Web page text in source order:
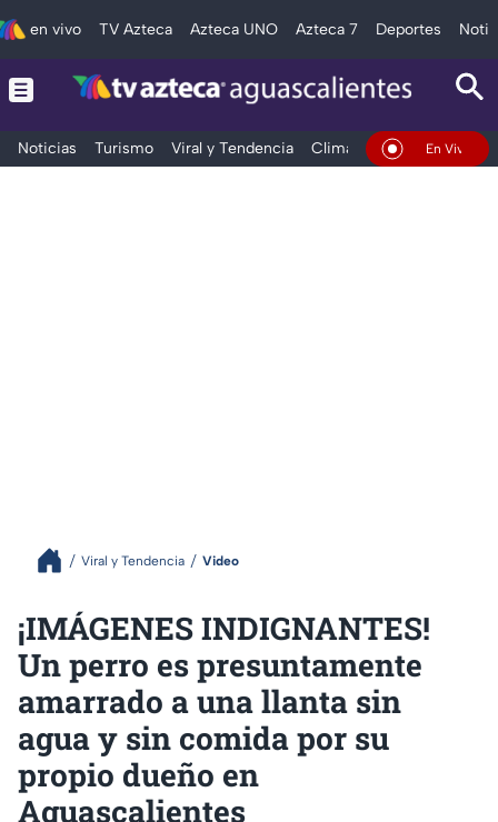
en vivo TV Azteca Azteca UNO Azteca 7 Deportes
Noticias Turismo Viral y Tendencia Clima DeportesEn Vivo
Viral y Tendencia Video
¡IMÁGENES INDIGNANTES!
Un perro es presuntamente
amarrado a una llanta sin
agua y sin comida por su
propio dueño en
Aguascalientes